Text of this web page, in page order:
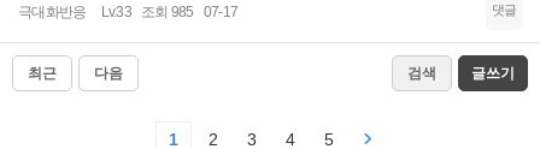
극대화반응 Lv.33 조회 985 07-17 댓글
최근 다음 검색 글쓰기
1 2 3 4 5